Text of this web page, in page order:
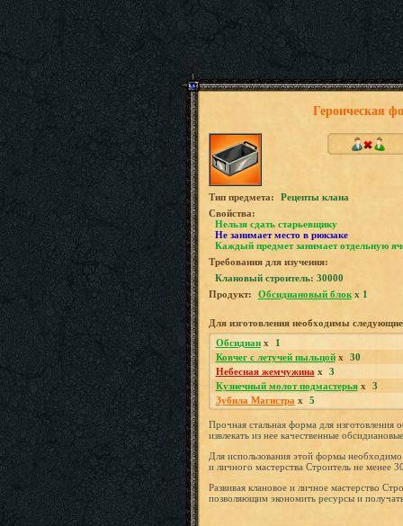
Героическая
Tип предмета:
Рецепты клана
Свойства:
Нельзя сдать старьевщику
Не занимает место в рюкзаке
Каждый предмет занимает отдельную
Требования для изучения:
Клановый строитель: 30000
Продукт:
Обсидиановый блокx 1
Для изготовления необходимы
Обсидианx
1
Ковчег с летучей пыльцойx
30
Небесная жемчужина x
3
Кузнечный молот подмастерьяx
3
Зубила Магистра x 5
Прочная стальная форма для изготовления
извлекать из нее качественные
Для использования этой формы
и личного мастерства Строитель не менее
Развивая клановое и личное мастерство
позволяющим экономить ресурсы и